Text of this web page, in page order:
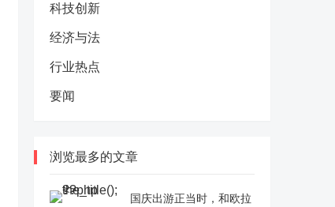
科技创新
经济与法
行业热点
要闻
浏览最多的文章
国庆出游正当时，和欧拉